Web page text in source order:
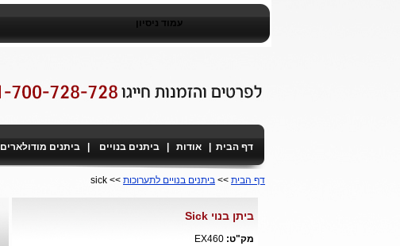
עמוד ניסיון
דף הבית אודות ביתנים בנויים ביתנים מודולארים
דף הבית >> ביתנים בנויים לתערוכות >> sick
ביתן בנוי Sick
מק"ט: EX460